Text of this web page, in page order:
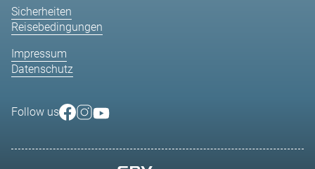
Sicherheiten
Reisebedingungen
Impressum
Datenschutz
Follow us